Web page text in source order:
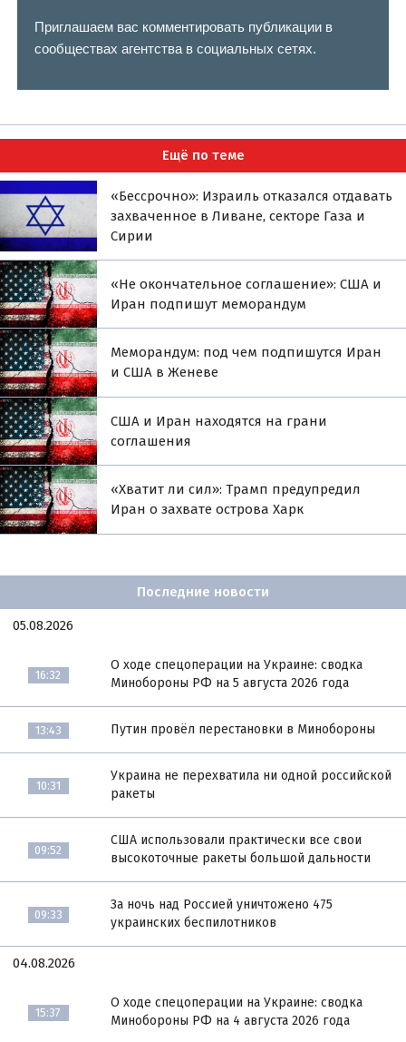
Приглашаем вас комментировать публикации в
сообществах агентства в социальных сетях.
Ещё по теме
«Бессрочно»: Израиль отказался отдавать
захваченное в Ливане, секторе Газа и
Сирии
«Не окончательное соглашение»: США и
Иран подпишут меморандум
Меморандум: под чем подпишутся Иран
и США в Женеве
США и Иран находятся на грани
соглашения
«Хватит ли сил»: Трамп предупредил
Иран о захвате острова Харк
Последние новости
05.08.2026
16:32
О ходе спецоперации на Украине: сводка
Минобороны РФ на 5 августа 2026 года
13:43 Путин провёл перестановки в Минобороны
10:31
Украина не перехватила ни одной российской
ракеты
09:52
США использовали практически все свои
высокоточные ракеты большой дальности
09:33
За ночь над Россией уничтожено 475
украинских беспилотников
04.08.2026
15:37
О ходе спецоперации на Украине: сводка
Минобороны РФ на 4 августа 2026 года